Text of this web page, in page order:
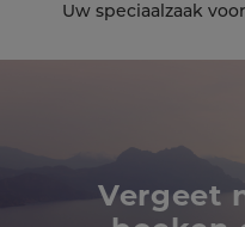
Uw speciaalzaak
Vergeet